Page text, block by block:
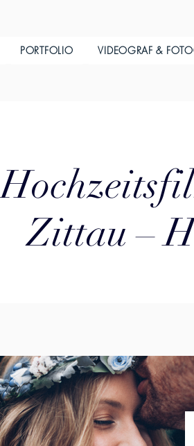
PORTFOLIO VIDEOGRAF &
Zittau –